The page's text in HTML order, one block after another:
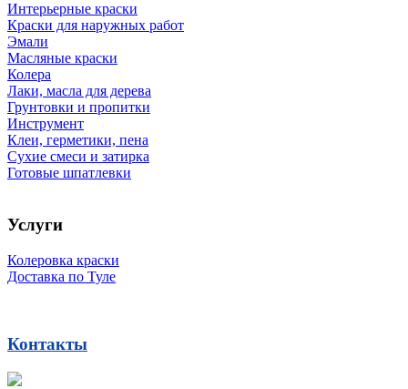
Интерьерные краски
Краски для наружных работ
Эмали
Масляные краски
Колера
Лаки, масла для дерева
Грунтовки и пропитки
Инструмент
Клеи, герметики, пена
Сухие смеси и затирка
Готовые шпатлевки
Услуги
Колеровка краски
Доставка по Туле
Контакты